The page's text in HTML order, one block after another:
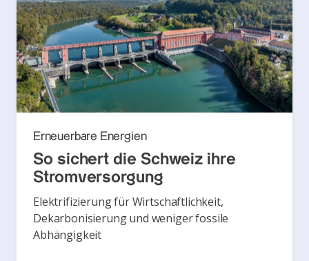
Erneuerbare Energien
So sichert die Schweiz ihre
Stromversorgung
Elektrifizierung für Wirtschaftlichkeit,
Dekarbonisierung und weniger fossile
Abhängigkeit